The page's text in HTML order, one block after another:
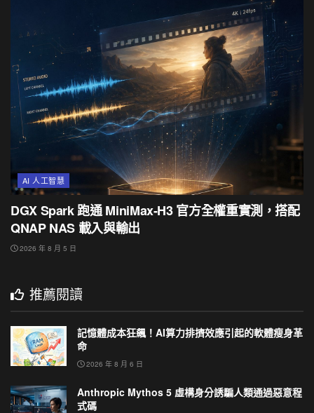
AI 人工智慧
DGX Spark 跑通 MiniMax-H3 官方全權重實測，搭配
QNAP NAS 載入與輸出
2026 年 8 月 5 日
推薦閱讀
記憶體成本狂飆！AI算力排擠效應引起的軟體瘦身革
命
2026 年 8 月 6 日
Anthropic Mythos 5 虛構身分誘騙人類通過惡意程
式碼